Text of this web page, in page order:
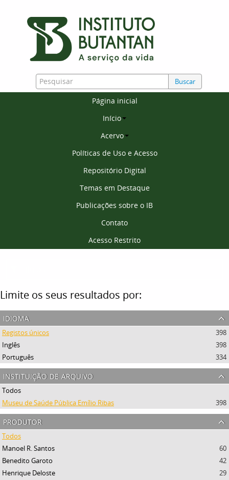
Buscar
Página inicial
Início
Acervo
Políticas de Uso e Acesso
Repositório Digital
Temas em Destaque
Publicações sobre o IB
Contato
Acesso Restrito
Limite os seus resultados por:
idioma
Registos únicos
398
Inglês
398
Português
334
instituição de arquivo
Todos
Museu de Saúde Pública Emílio Ribas
398
produtor
Todos
Manoel R. Santos
60
Benedito Garoto
42
Henrique Deloste
29